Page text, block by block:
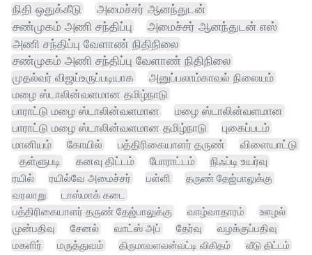
நிதி ஒதுக்கீடு
அமைச்சர் ஆனந்துடன்
சண்முகம் அணி சந்திப்பு
அமைச்சர் ஆனந்துடன் எஸ்
அணி சந்திப்பு வேளாண் நிதிநிலை
சண்முகம் அணி சந்திப்பு வேளாண் நிதிநிலை
முதல்வர் விஜய்உருப்படியாக
அனுப்பலாம்காவல் நிலையம்
மழை ஸ்டாலின்வளமான தமிழ்நாடு
பாராட்டு மழை ஸ்டாலின்வளமான
மழை ஸ்டாலின்வளமான
பாராட்டு மழை ஸ்டாலின்வளமான தமிழ்நாடு
புகைப்படம்
மானியம்
கோயில் பத்திரிகையாளர் தருண்
விளையாட்டு
தள்ளுபடி
கனவு திட்டம் போராட்டம்
நிஃப்டி உயர்வு
ரயில்
ரயில்வே அமைச்சர் பள்ளி
தருண் தேஜ்பாலுக்கு
வரலாறு
டாஸ்மாக் கடை
பத்திரிகையாளர் தருண் தேஜ்பாலுக்கு
வாழ்வாதாரம் ஊழல்
முன்பதிவு சேனல் வாட்ஸ் அப் தேர்வு
வழக்குப்பதிவு
மகளிர்
மருத்துவம் திருமாவளவன்வட்டி விகிதம்
வீடு திட்டம்